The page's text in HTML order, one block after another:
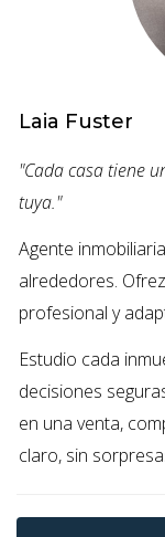
Conocí a un
menos de un
atractivo, pero
Caso de
Un amigo
ofertas.
precio
compradores.
Caso de
Laia Fuster
"Cada casa tiene
tuya."
Agente
alrededores.
profesional y
Estudio cada
decisiones
en una venta,
claro, sin